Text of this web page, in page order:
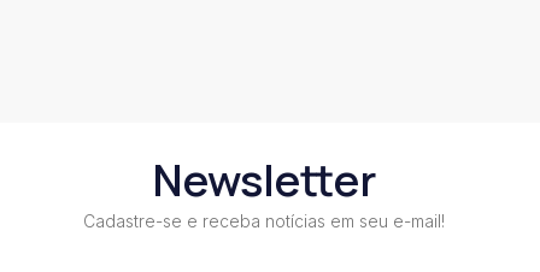
Newsletter
Cadastre-se e receba notícias em seu e-mail!